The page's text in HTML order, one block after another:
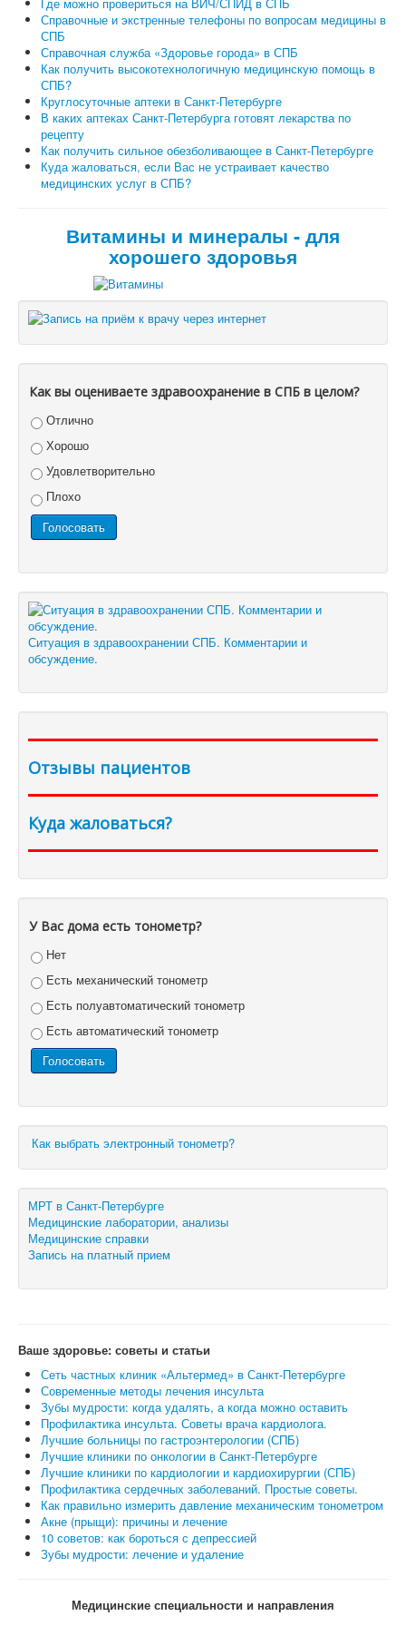
Справочные и экстренные телефоны по вопросам медицины в
СПБ
Справочная служба «Здоровье города» в СПБ
Как получить высокотехнологичную медицинскую помощь в
СПБ?
Круглосуточные аптеки в Санкт-Петербурге
В каких аптеках Санкт-Петербурга готовят лекарства по
рецепту
Как получить сильное обезболивающее в Санкт-Петербурге
Куда жаловаться, если Вас не устраивает качество
медицинских услуг в СПБ?
Витамины и минералы - для
хорошего здоровья
Как вы оцениваете здравоохранение в СПБ в целом?
Отлично
Хорошо
Удовлетворительно
Плохо
Ситуация в здравоохранении СПБ. Комментарии и
обсуждение.
Отзывы пациентов
Куда жаловаться?
У Вас дома есть тонометр?
Нет
Есть механический тонометр
Есть полуавтоматический тонометр
Есть автоматический тонометр
Как выбрать электронный тонометр?
МРТ в Санкт-Петербурге
Медицинские лаборатории, анализы
Медицинские справки
Запись на платный прием
Ваше здоровье: советы и статьи
Сеть частных клиник «Альтермед» в Санкт-Петербурге
Современные методы лечения инсульта
Зубы мудрости: когда удалять, а когда можно оставить
Профилактика инсульта. Советы врача кардиолога.
Лучшие больницы по гастроэнтерологии (СПБ)
Лучшие клиники по онкологии в Санкт-Петербурге
Лучшие клиники по кардиологии и кардиохирургии (СПБ)
Профилактика сердечных заболеваний. Простые советы.
Как правильно измерить давление механическим тонометром
Акне (прыщи): причины и лечение
10 советов: как бороться с депрессией
Зубы мудрости: лечение и удаление
Медицинские специальности и направления